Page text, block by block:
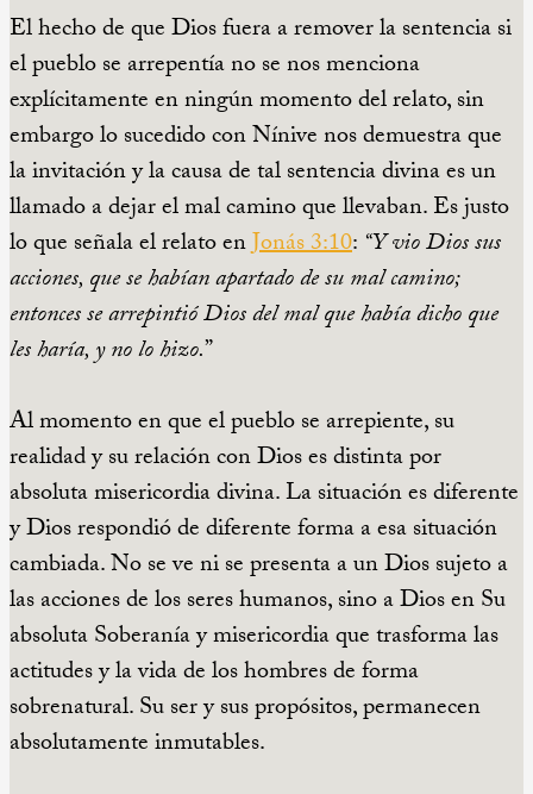
El hecho de que Dios fuera a remover la sentencia si
el pueblo se arrepentía no se nos menciona
explícitamente en ningún momento del relato, sin
embargo lo sucedido con Nínive nos demuestra que
la invitación y la causa de tal sentencia divina es un
llamado a dejar el mal camino que llevaban. Es justo
lo que señala el relato enJonás 3:10: “Y vio Dios sus
acciones, que se habían apartado de su mal camino;
entonces se arrepintió Dios del mal que había dicho que
les haría, y no lo hizo.”
Al momento en que el pueblo se arrepiente, su
realidad y su relación con Dios es distinta por
absoluta misericordia divina. La situación es diferente
y Dios respondió de diferente forma a esa situación
cambiada.No se ve ni se presenta a un Dios sujeto a
las acciones de los seres humanos, sino a Dios en Su
absoluta Soberaníay misericordia que trasforma las
actitudes y la vida de los hombres de forma
sobrenatural. Su ser y sus propósitos, permanecen
absolutamente inmutables.